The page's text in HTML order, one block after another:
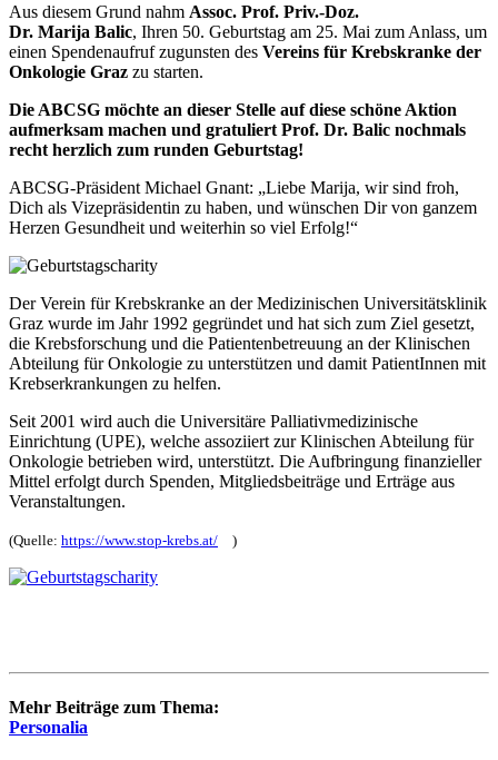
Aus diesem Grund nahm Assoc. Prof. Priv.-Doz.
Dr. Marija Balic, Ihren 50. Geburtstag am 25. Mai zum Anlass, um
einen Spendenaufruf zugunsten des Vereins für Krebskranke der
Onkologie Graz zu starten.
Die ABCSG möchte an dieser Stelle auf diese schöne Aktion
aufmerksam machen und gratuliert Prof. Dr. Balic nochmals
recht herzlich zum runden Geburtstag!
ABCSG-Präsident Michael Gnant: „Liebe Marija, wir sind froh,
Dich als Vizepräsidentin zu haben, und wünschen Dir von ganzem
Herzen Gesundheit und weiterhin so viel Erfolg!“
Der Verein für Krebskranke an der Medizinischen Universitätsklinik
Graz wurde im Jahr 1992 gegründet und hat sich zum Ziel gesetzt,
die Krebsforschung und die Patientenbetreuung an der Klinischen
Abteilung für Onkologie zu unterstützen und damit PatientInnen mit
Krebserkrankungen zu helfen.
Seit 2001 wird auch die Universitäre Palliativmedizinische
Einrichtung (UPE), welche assoziiert zur Klinischen Abteilung für
Onkologie betrieben wird, unterstützt. Die Aufbringung finanzieller
Mittel erfolgt durch Spenden, Mitgliedsbeiträge und Erträge aus
Veranstaltungen.
(Quelle: https://www.stop-krebs.at/ )
Mehr Beiträge zum Thema:
Personalia